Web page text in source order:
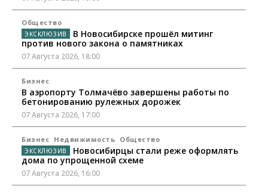
Общество
В Новосибирске прошёл митинг
против нового закона о памятниках
07 Августа 2026, 18:00
Бизнес
В аэропорту Толмачёво завершены работы по
бетонированию рулежных дорожек
07 Августа 2026, 17:00
Бизнес Недвижимость Общество
Новосибирцы стали реже оформлять
дома по упрощенной схеме
07 Августа 2026, 16:00